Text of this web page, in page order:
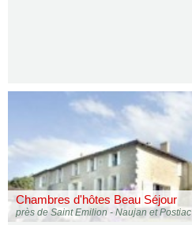
Chambres d'hôtes Beau Séjour
près de Saint Emilion - Naujan et Postiac